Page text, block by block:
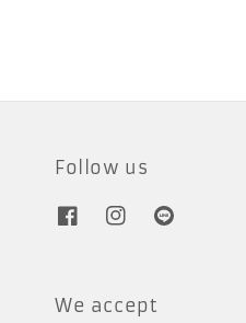
Follow us
We accept